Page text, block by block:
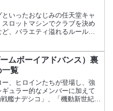
いったおなじみの任天堂キャ
ロットマシンでクラブを決め
、バラエティ溢れるルールの
ムボーイアドバンス）裏
一覧
、ヒロインたちが登場し、強
ュラー的なメンバーに加えて
艦ナデシコ」、「機動新世紀ガ